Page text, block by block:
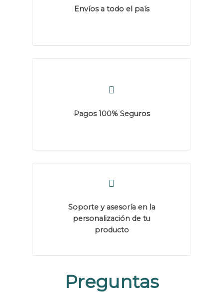
Envíos a todo el país
Pagos 100% Seguros
Soporte y asesoría en la
personalización de tu
producto
Preguntas